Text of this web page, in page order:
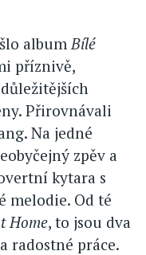
album Bílé
příznivě,
Přirovnávali
Na jedné
zpěv a
kytara s
melodie. Od té
Home, to jsou dva
radostné práce.